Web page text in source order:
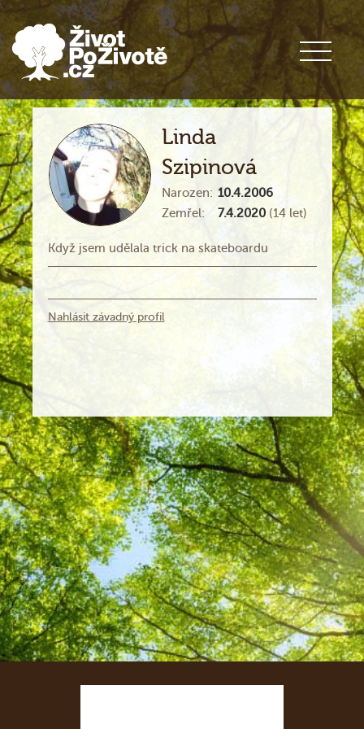
Linda
Szipinová
Narozen: 10.4.2006
Zemřel:
7.4.2020 (14 let)
Když jsem udělala trick na skateboardu
Nahlásit závadný profil